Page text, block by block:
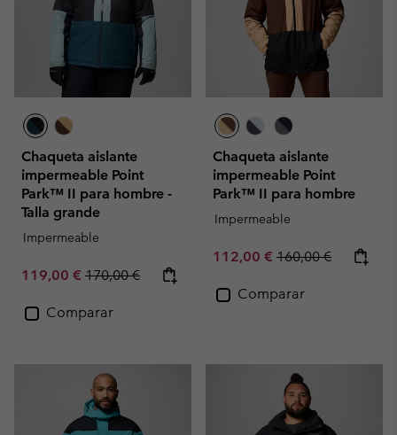
Chaqueta aislante
impermeable Point
Park™ II para hombre -
Talla grande
Impermeable
Sale price:
119,00 € Regular price:
170,00 €
Comparar
Chaqueta aislante
impermeable Point
Park™ II para hombre
Impermeable
Sale price:
112,00 € Regular price:
160,00 €
Comparar